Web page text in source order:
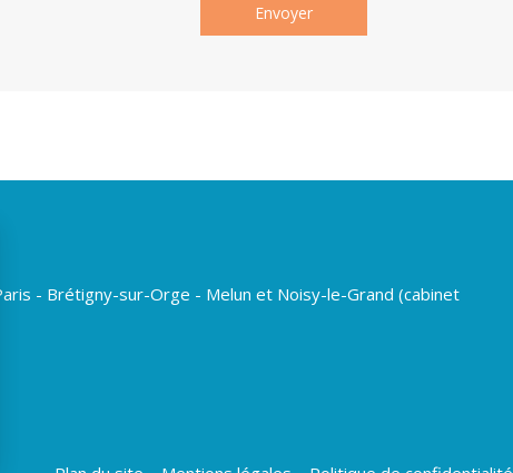
Envoyer
- Brétigny-sur-Orge - Melun et Noisy-le-Grand (cabinet